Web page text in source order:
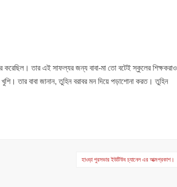
তার এই সাফল্যর জন্য বাবা-মা তো বটেই স্কুলের শিক্ষকরাও
তার বাবা জানান, তুহিন বরাবর মন দিয়ে পড়াশোনা করত। তুহিন
হাওড়া পুরসভার ইউটিউব চ্যানেল এর আত্মপ্রকাশ।